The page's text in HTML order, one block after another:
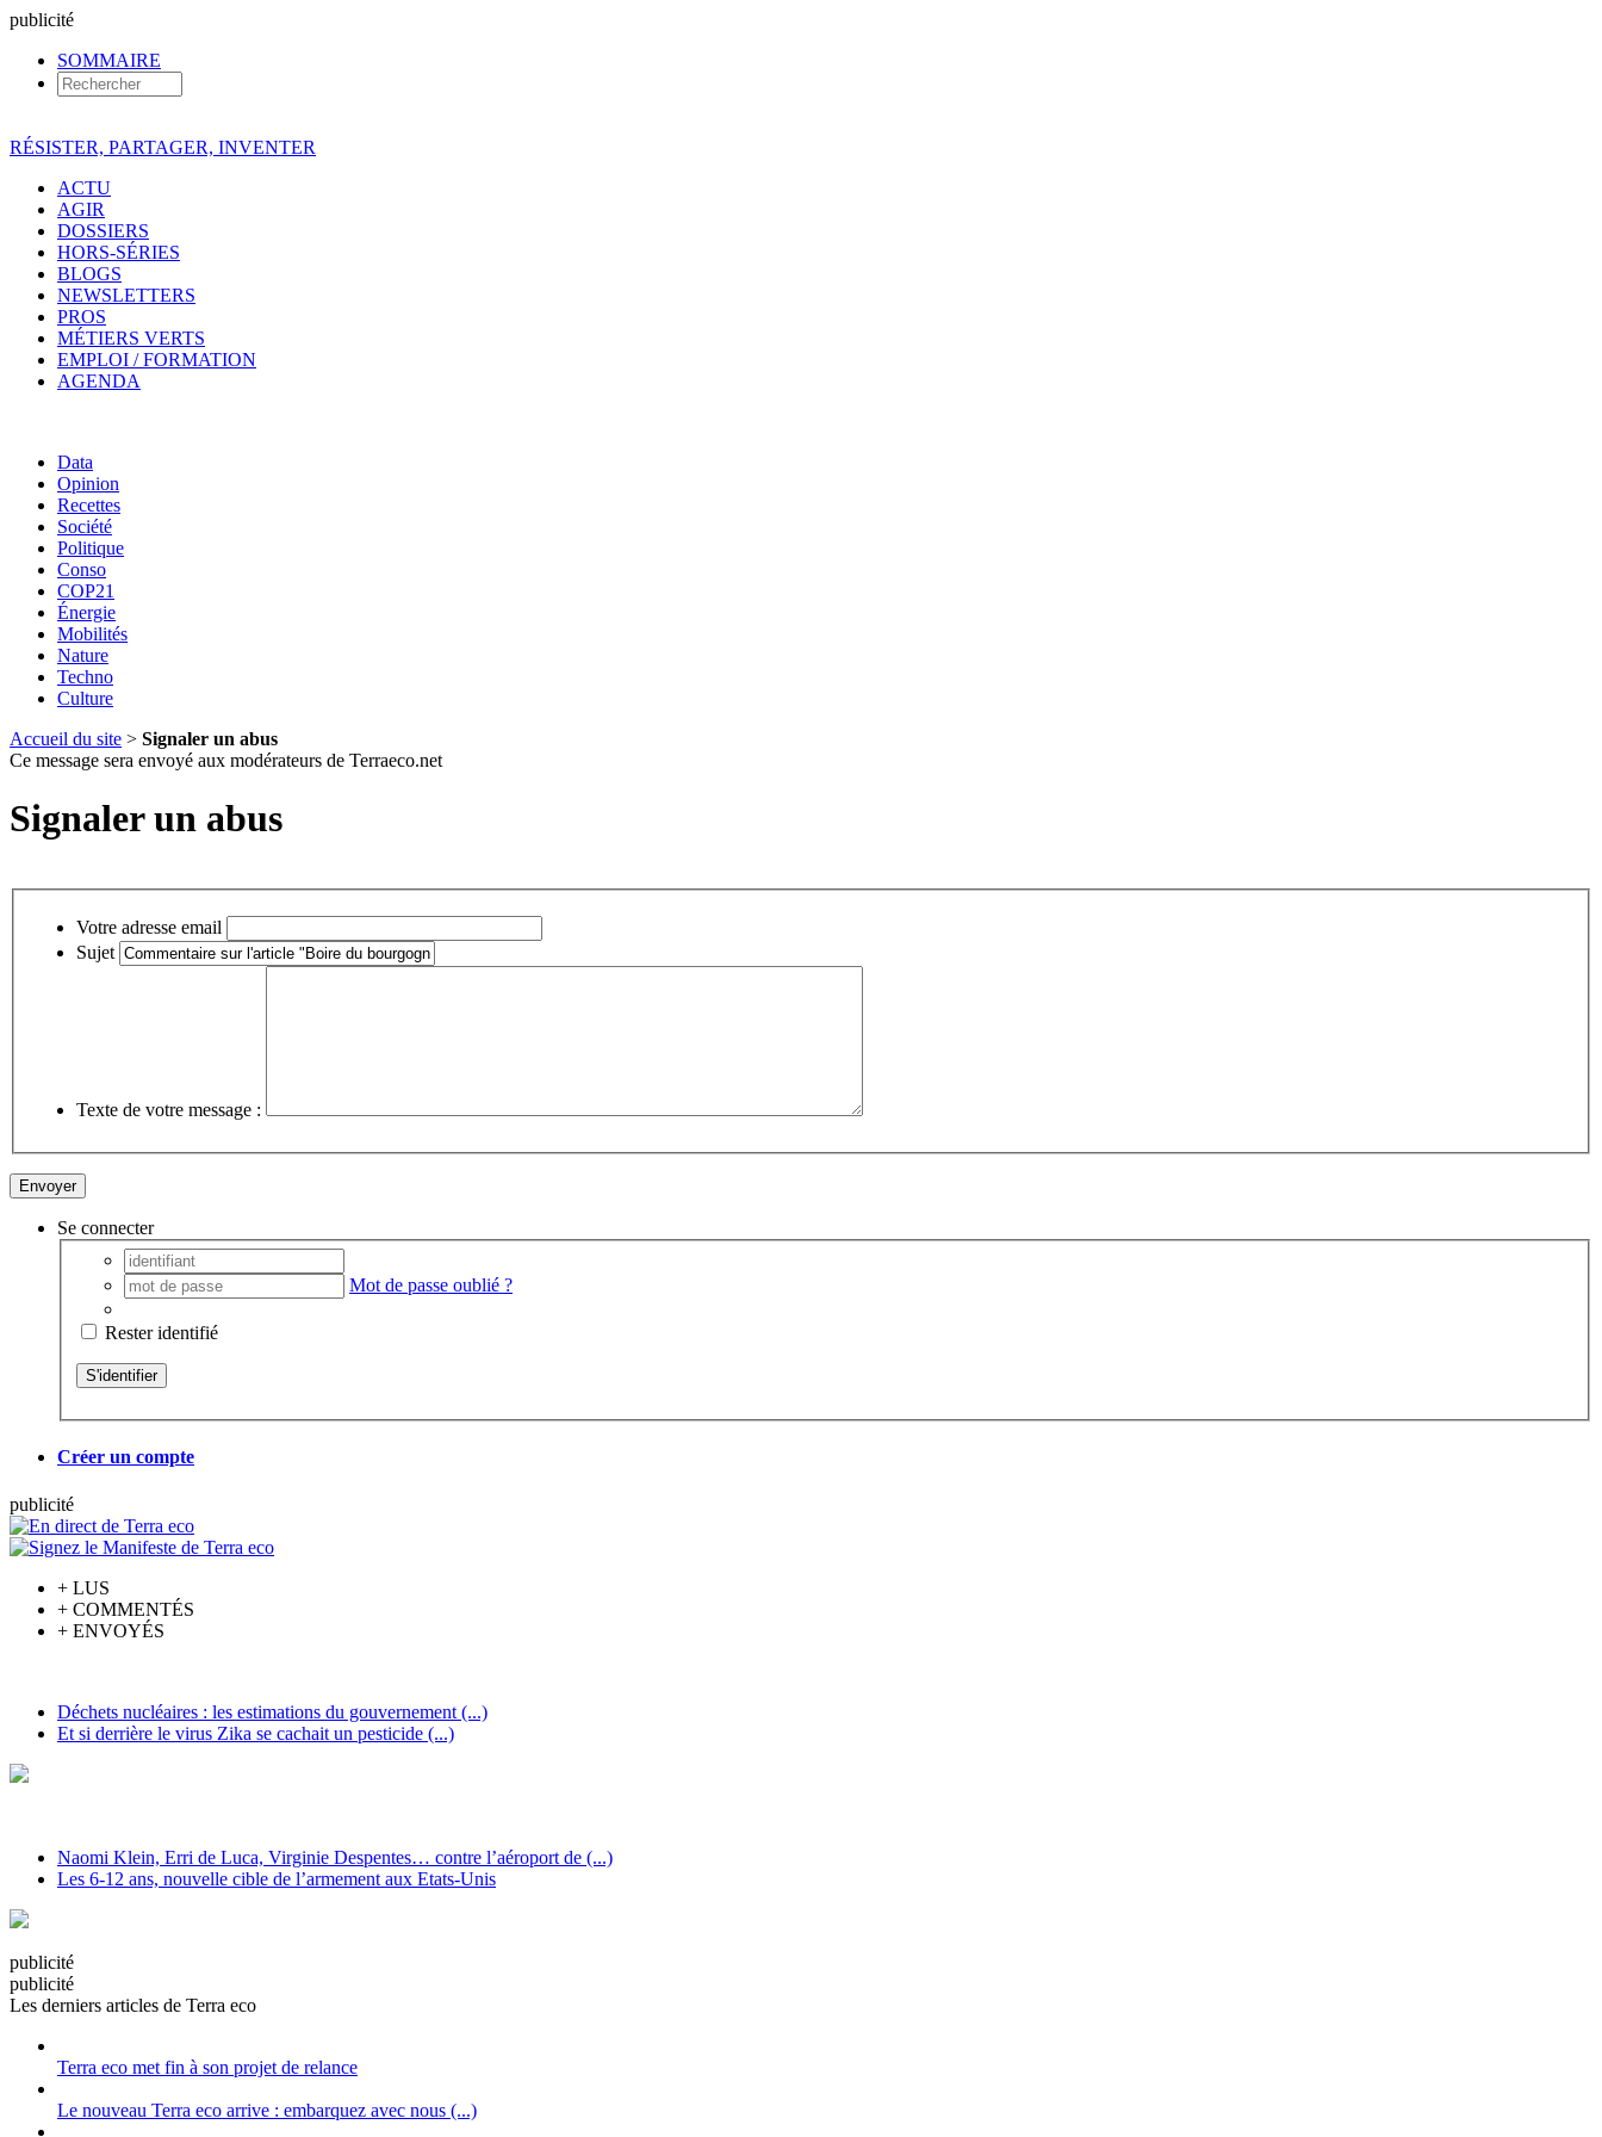
publicité
SOMMAIRE
RÉSISTER, PARTAGER, INVENTER
ACTU
AGIR
DOSSIERS
HORS-SÉRIES
BLOGS
NEWSLETTERS
PROS
MÉTIERS VERTS
EMPLOI / FORMATION
AGENDA
Data
Opinion
Recettes
Société
Politique
Conso
COP21
Énergie
Mobilités
Nature
Techno
Culture
Accueil du site > Signaler un abus
Ce message sera envoyé aux modérateurs de Terraeco.net
Signaler un abus
Votre adresse email
Sujet
Texte de votre message :
Se connecter
Mot de passe oublié ?
Rester identifié
Créer un compte
publicité
+ LUS
+ COMMENTÉS
+ ENVOYÉS
Déchets nucléaires : les estimations du gouvernement (...)
Et si derrière le virus Zika se cachait un pesticide (...)
Naomi Klein, Erri de Luca, Virginie Despentes… contre l’aéroport de (...)
Les 6-12 ans, nouvelle cible de l’armement aux Etats-Unis
publicité
publicité
Les derniers articles de Terra eco
Terra eco met fin à son projet de relance
Le nouveau Terra eco arrive : embarquez avec nous (...)